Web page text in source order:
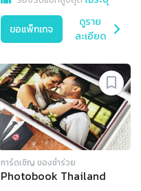
ขอแพ็กเกจ
ดูราย
ละเอียด
การ์ดเชิญ​ ของชำร่วย
Photobook Thailand